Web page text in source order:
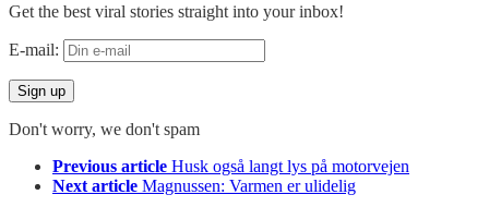
Get the best viral stories straight into your inbox!
E-mail:
Don't worry, we don't spam
more
Previous article Husk også langt lys på motorvejen
Next article Magnussen: Varmen er ulidelig